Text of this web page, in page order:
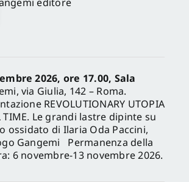
2026, ore 17.00, Sala
via Giulia, 142 – Roma.
REVOLUTIONARY UTOPIA
TIME. Le grandi lastre dipinte su
ossidato di Ilaria Oda Paccini,
Gangemi Permanenza della
6 novembre-13 novembre 2026.